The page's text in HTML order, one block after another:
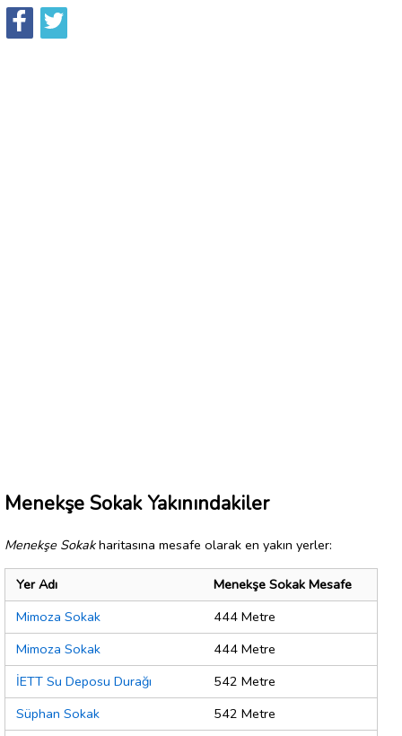
Menekşe Sokak Yakınındakiler
Menekşe Sokakharitasına mesafe olarak en yakın yerler:
Yer Adı
Menekşe Sokak Mesafe
Mimoza Sokak
444 Metre
Mimoza Sokak
444 Metre
İETT Su Deposu Durağı
542 Metre
Süphan Sokak
542 Metre